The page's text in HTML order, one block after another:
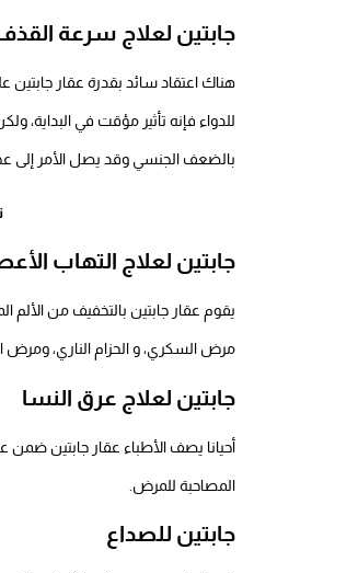
جابتين لعلاج سرعة
هناك اعتقاد سائد بقدرة عقار جابتين
للدواء فإنه تأثير مؤقت في البداية،
بالضعف الجنسي وقد يصل الأمر إلى
جابتين لعلاج التهاب
يقوم عقار جابتين بالتخفيف من
مرض السكري، و الحزام الناري،
جابتين لعلاج عرق النسا
أحيانا يصف الأطباء عقار جابتين
المصاحبة للمرض.
جابتين للصداع